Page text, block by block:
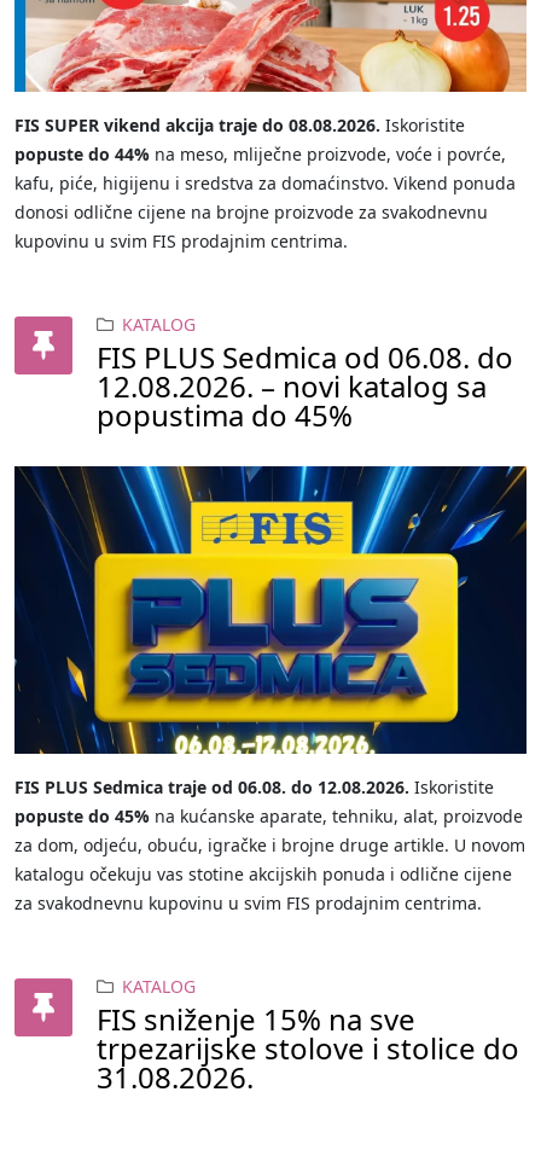
FIS SUPER vikend akcija traje do 08.08.2026. Iskoristite
popuste do 44% na meso, mliječne proizvode, voće i povrće,
kafu, piće, higijenu i sredstva za domaćinstvo. Vikend ponuda
donosi odlične cijene na brojne proizvode za svakodnevnu
kupovinu u svim FIS prodajnim centrima.
KATALOG
FIS PLUS Sedmica od 06.08. do
12.08.2026. – novi katalog sa
popustima do 45%
FIS PLUS Sedmica traje od 06.08. do 12.08.2026. Iskoristite
popuste do 45% na kućanske aparate, tehniku, alat, proizvode
za dom, odjeću, obuću, igračke i brojne druge artikle. U novom
katalogu očekuju vas stotine akcijskih ponuda i odlične cijene
za svakodnevnu kupovinu u svim FIS prodajnim centrima.
KATALOG
FIS sniženje 15% na sve
trpezarijske stolove i stolice do
31.08.2026.